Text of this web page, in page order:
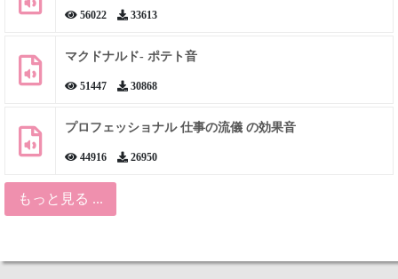
56022 33613
マクドナルド- ポテト音
51447 30868
プロフェッショナル 仕事の流儀 の効果音
44916 26950
もっと見る ...